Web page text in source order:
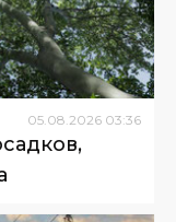
05 08 2026 03:36